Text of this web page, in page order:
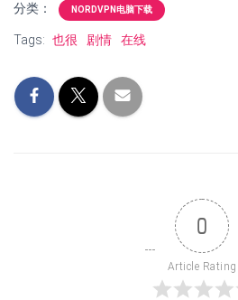
分类： NORDVPN电脑下载
Tags: 也很 剧情 在线
0
Article Rating